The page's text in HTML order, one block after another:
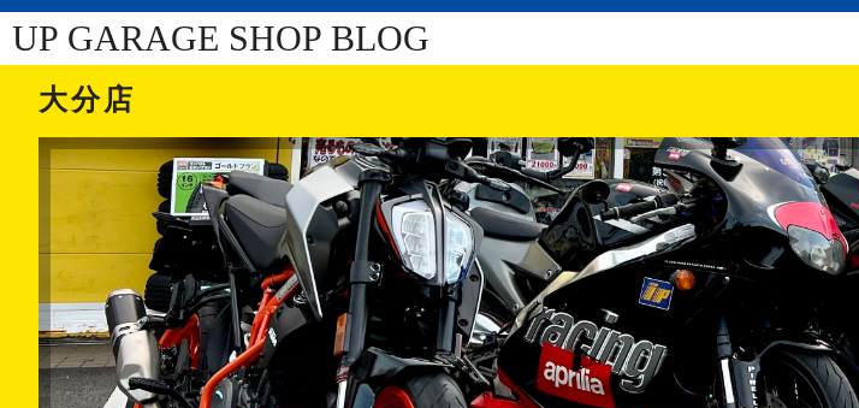
UP GARAGE SHOP BLOG
大分店